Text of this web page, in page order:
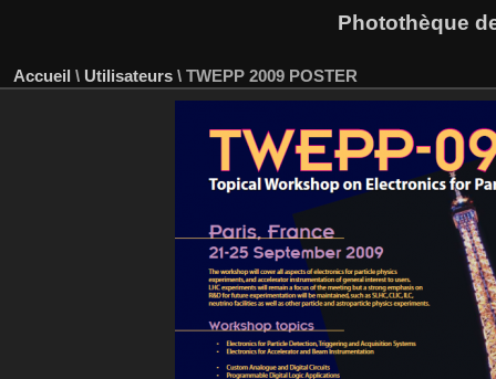
Photothèque
Accueil \ Utilisateurs \ TWEPP 2009 POSTER